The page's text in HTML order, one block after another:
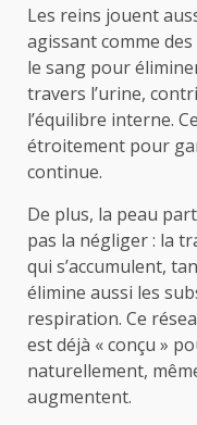
Les reins jouent
agissant comme
le sang pour
travers l’urine,
l’équilibre interne.
étroitement pour
continue.
De plus, la peau
pas la négliger : la
qui s’accumulent,
élimine aussi les
respiration. Ce
est déjà « conçu »
naturellement,
augmentent.